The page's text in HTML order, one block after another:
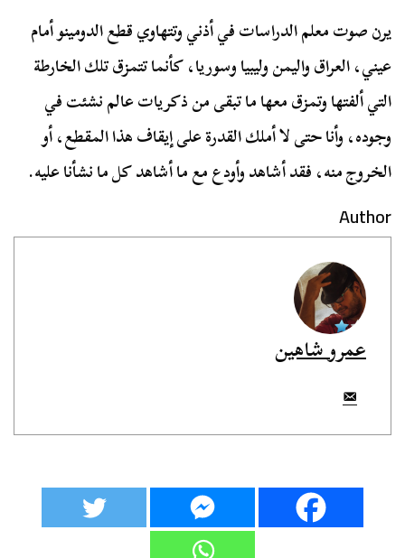
يرن صوت معلم الدراسات في أذني وتتهاوي قطع الدومينو أمام
عيني، العراق واليمن وليبيا وسوريا، كأنما تتمزق تلك الخارطة
التي ألفتها وتمزق معها ما تبقى من ذكريات عالم نشئت في
وجوده، وأنا حتى لا أملك القدرة على إيقاف هذا المقطع، أو
الخروج منه، فقد أشاهد وأودع مع ما أشاهد كل ما نشأنا عليه.
Author
عمرو شاهين